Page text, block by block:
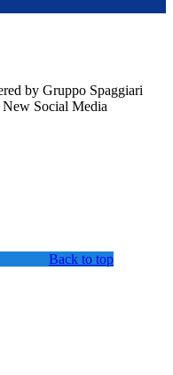
by Gruppo Spaggiari
Social Media
Back to top